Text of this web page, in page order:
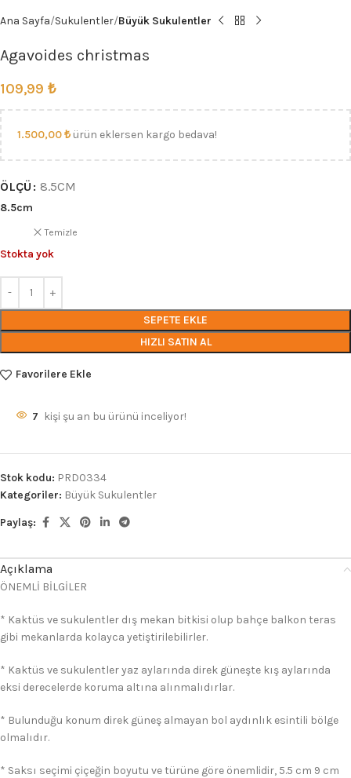
Ana Sayfa Sukulentler Büyük Sukulentler
Agavoides christmas
109,99 ₺
1.500,00₺ ürün eklersen kargo bedava!
ÖLÇÜ 8.5CM
8.5cm
Temizle
Stokta yok
SEPETE EKLE
HIZLI SATIN AL
Favorilere Ekle
7 kişi şu an bu ürünü inceliyor!
Stok kodu: PRD0334
Kategoriler: Büyük Sukulentler
Paylaş:
Açıklama
ÖNEMLİ BİLGİLER
* Kaktüs ve sukulentler dış mekan bitkisi olup bahçe balkon teras
gibi mekanlarda kolayca yetiştirilebilirler.
* Kaktüs ve sukulentler yaz aylarında direk güneşte kış aylarında
eksi derecelerde koruma altına alınmalıdırlar.
* Bulunduğu konum direk güneş almayan bol aydınlık esintili bölge
olmalıdır.
* Saksı seçimi çiçeğin boyutu ve türüne göre önemlidir, 5.5 cm 9 cm